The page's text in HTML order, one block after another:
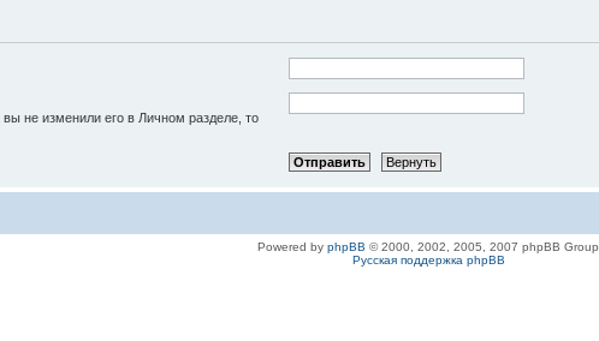
не изменили его в Личном разделе, то
Powered by phpBB © 2000, 2002, 2005, 2007 phpBB Group
Русская поддержка phpBB